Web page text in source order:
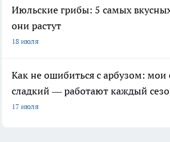
Июльские грибы: 5 самых
они растут
18 июля
Как не ошибиться с арбузом: мои
сладкий — работают каждый
17 июля